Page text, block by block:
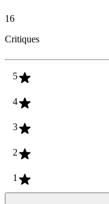
16
Critiques
5
4
3
2
1